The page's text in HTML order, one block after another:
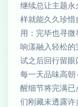
继续总让主题
样就能久久珍惜
用：完毕也寻
响漾融入轻松
试之后回行留
每一天品味高
醒细节将完满
们刚藏未透露